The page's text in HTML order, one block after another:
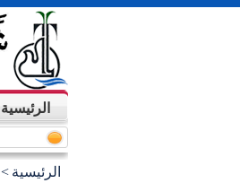
الرئيسية
الرئيسية >